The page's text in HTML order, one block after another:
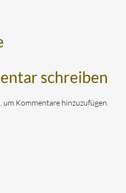
schreiben
um Kommentare hinzuzufügen.